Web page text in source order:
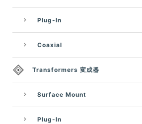
Plug-In
Coaxial
Transformers 変成器
Surface Mount
Plug-In